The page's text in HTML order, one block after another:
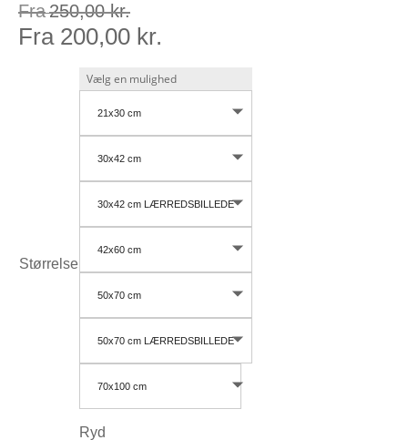
Fra250,00kr.
Fra 200,00 kr.
Størrelse
21x30 cm
30x42 cm
30x42 cm LÆRREDSBILLEDE
42x60 cm
50x70 cm
50x70 cm LÆRREDSBILLEDE
70x100 cm
Ryd